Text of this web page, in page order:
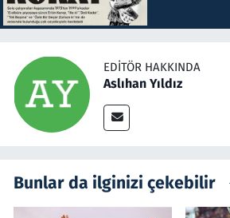
EDITÖR HAKKINDA
Aslıhan Yıldız
Bunlar da ilginizi çekebilir